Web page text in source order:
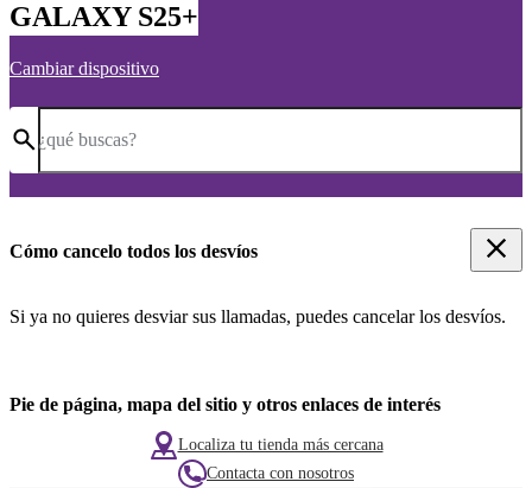
GALAXY S25+
Cambiar dispositivo
¿qué buscas?
Cómo cancelo todos los desvíos
Si ya no quieres desviar sus llamadas, puedes cancelar los desvíos.
Pie de página, mapa del sitio y otros enlaces de interés
Localiza tu tienda más cercana
Contacta con nosotros